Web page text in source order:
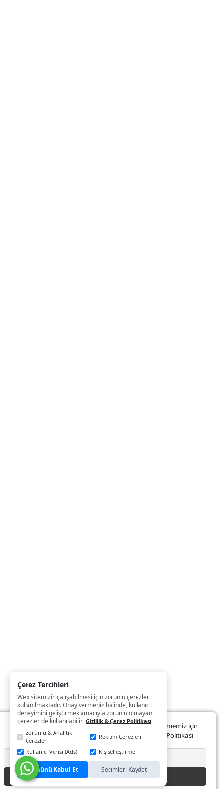
Web sitemizde size daha iyi ve kaliteli hizmet sunabilmemiz için
çerezler kullanılmaktadır. Detaylar:Gizlilik ve Çerez Politikası
Reddet
Kabul Et
Çerez Tercihleri
Web sitemizin çalışabilmesi için zorunlu çerezler
kullanılmaktadır. Onay vermeniz halinde, kullanıcı
deneyimini geliştirmek amacıyla zorunlu olmayan
çerezler de kullanılabilir. Gizlilik & Çerez Politikası
Zorunlu & Analitik
Çerezler
Reklam Çerezleri
Kullanıcı Verisi (Ads)
Kişiselleştirme
Tümünü Kabul Et Seçimleri Kaydet